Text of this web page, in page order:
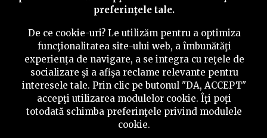
©2026 PressOne.ro
RSSNewslettereDespre noi Politica editorială
Politica de verificare a conținutuluiContact
preferinţele tale.
De ce cookie-uri? Le utilizăm pentru a optimiza
funcţionalitatea site-ului web, a îmbunătăţi
experienţa de navigare, a se integra cu reţele de
socializare şi a afişa reclame relevante pentru
interesele tale. Prin clic pe butonul "DA, ACCEPT"
accepţi utilizarea modulelor cookie. Îţi poţi
totodată schimba preferinţele privind modulele
cookie.